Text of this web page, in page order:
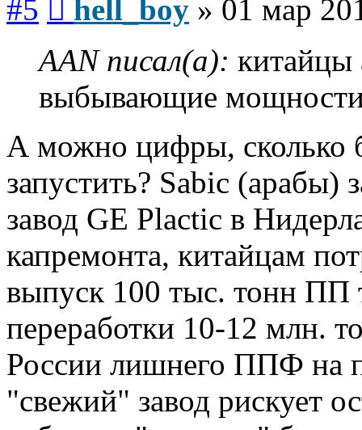
#5 hell_boy » 01 мар
AAN писал(а): китайцы
выбывающие мощности
А можно цифры, сколько
запустить? Sabic (арабы)
завод GE Plactic в
капремонта, китайцам
выпуск 100 тыс. тонн ПП
переработки 10-12 млн.
России лишнего ППФ на
"свежий" завод рискует